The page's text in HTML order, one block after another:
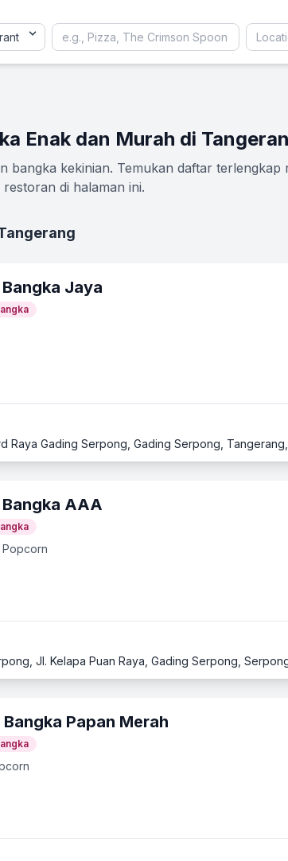
Enak dan Murah di
bangka kekinian. Temukan daftar
di halaman ini.
Jaya
Raya Gading Serpong, Gading Serpong,
AAA
Jl. Kelapa Puan Raya, Gading Serpong,
Papan Merah